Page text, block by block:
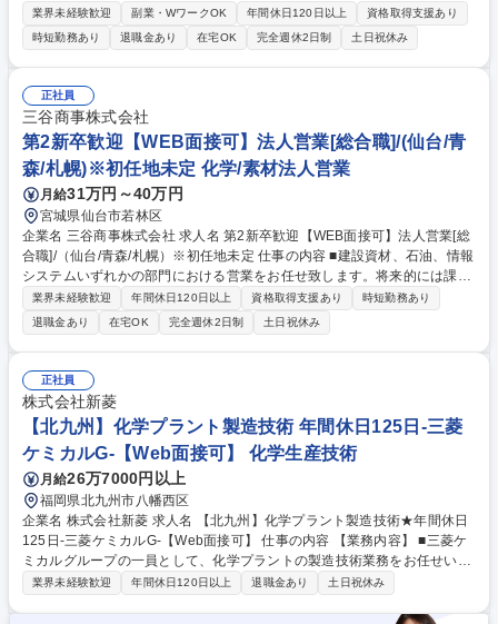
放射線管理をお任せします。放射線専門技術者として、原子力施設におけ
る工事従事者の安全を確保する役割となります。 【詳細】工事計画段階に
おける、放射線防護に関わる技術的検討や管理上の留意事項の周知・教育
をお任せします。また、原子力施設特有の放射線管理上のルールを現場に
おいて実務指導などもございます。 ◆主な勤務先：当社が手掛ける原子力
発電所への長期出張（年単位）勤務となります。業務状況に応じて、神戸
での工事計画や他地区での現地施工管理業務に従事する事もあります。 募
集職種 【兵庫(神戸)】原子力施設の放射線管理★社会的意義の大きい業務
に携わる
業界未経験歓迎 副業・WワークOK 年間休日120日以上
資格取得支援あり
時短勤務あり
退職金あり 在宅OK 完全週休2日制 土日祝休み
正社員
三谷商事株式会社
第2新卒歓迎【WEB面接可】法人営業[総合職]/(仙台/青
森/札幌)※初任地未定 化学/素材法人営業
月給31万円～40万円
宮城県仙台市若林区
企業名 三谷商事株式会社 求人名 第2新卒歓迎【WEB面接可】法人営業[総
合職]/（仙台/青森/札幌）※初任地未定 仕事の内容 ■建設資材、石油、情報
システムいずれかの部門における営業をお任せ致します。将来的には課
長・部長・役員を目指していただきます。 ※下記いずれかの事業部へ配属
予定です。 ◆建材部門◆セメント・生コン他、各種建設資材の仕入・販
売・現場管理・物流管理・子会社調整など。 ◆エネルギー部門◆石油・石
油化学・LPガスの各製品の仕入・販売・物流管理の他、潤滑油・各種省エ
ネ商材等の提案販売。ガソリンスタンドの開発・運営。 ◆情報システム部
門◆各種コンピュータ及び周辺機器・ネットワーク・サーバ等のソリュー
ション営業。 募集職種 第2新卒歓迎【WEB面接可】法人営業[総合職]/（仙
台/青森/札幌）※初任地未定
業界未経験歓迎 年間休日120日以上 資格取得支援あり
時短勤務あり
退職金あり
在宅OK 完全週休2日制 土日祝休み
正社員
株式会社新菱
【北九州】化学プラント製造技術 年間休日125日-三菱
ケミカルG-【Web面接可】 化学生産技術
月給26万7000円以上
福岡県北九州市八幡西区
企業名 株式会社新菱 求人名 【北九州】化学プラント製造技術★年間休日
125日-三菱ケミカルG-【Web面接可】 仕事の内容 【業務内容】 ■三菱ケ
ミカルグループの一員として、化学プラントの製造技術業務をお任せいた
します。 【具体的には】 ■既存品の管理強化 ■新規品の製造技術検討 ■工
ン ■異常品発生時のトラブル解析 ■原因究明・再発防止の立案 ■合理化、
業界未経験歓迎 年間休日120日以上 退職金あり 土日祝休み